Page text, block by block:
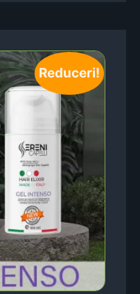
Reduceri!